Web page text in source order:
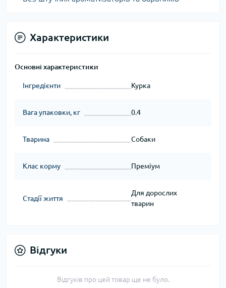
Характеристики
Основні характеристики
Інгредієнти Курка
Вага упаковки, кг 0.4
Тварина Собаки
Клас корму Преміум
Стадії життя
Для дорослих
тварин
Відгуки
Відгуків про цей товар ще не було.